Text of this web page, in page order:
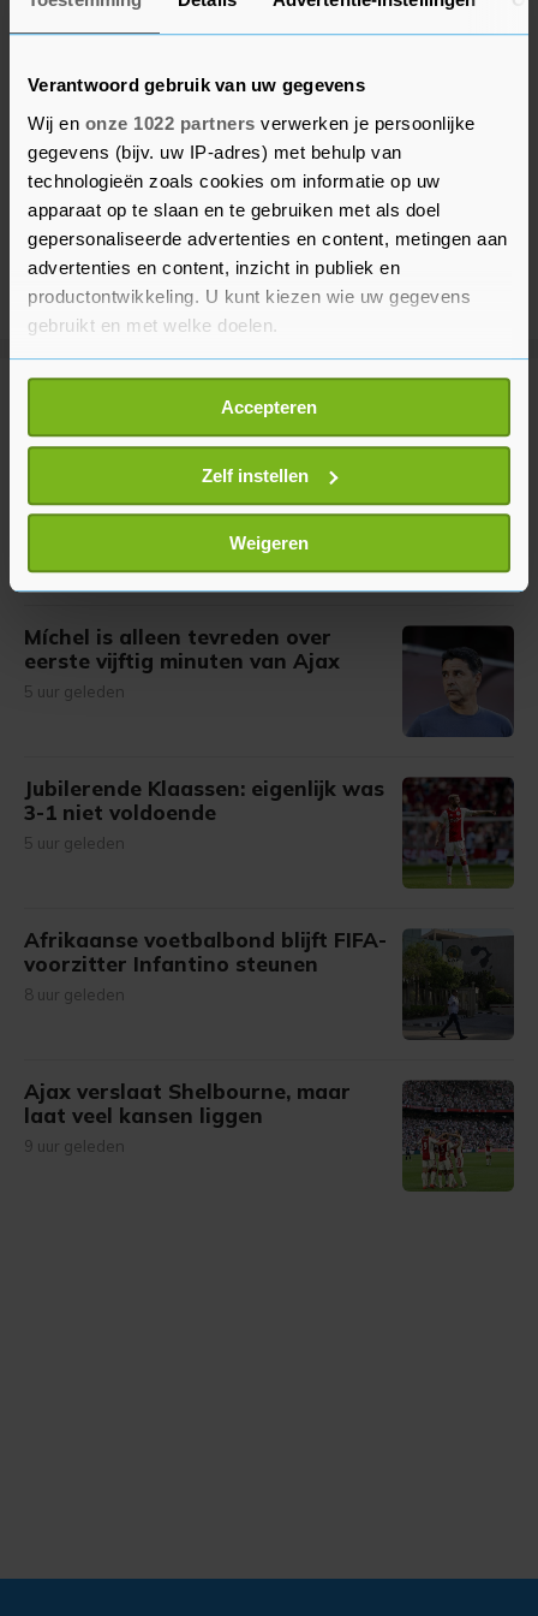
Verantwoord gebruik van uw gegevens
Wij en onze 1022 partners verwerken je persoonlijke
gegevens (bijv. uw IP-adres) met behulp van
technologieën zoals cookies om informatie op uw
apparaat op te slaan en te gebruiken met als doel
gepersonaliseerde advertenties en content, metingen aan
advertenties en content, inzicht in publiek en
productontwikkeling. U kunt kiezen wie uw gegevens
gebruikt en met welke doelen.
Als u het toestaat, willen we ook graag:
Informatie verzamelen over uw geografische
locatie, die tot een paar meter nauwkeurig kan zijn
Uw apparaat identificeren door het actief te
scannen op specifieke eigenschappen (fingerprinting)
Lees meer over hoe uw persoonlijke gegevens worden
verwerkt en stel uw voorkeuren in het
U kunt uw toestemming op elk moment wijzigen of
Met cookies werkt onze website beter en wordt jouw
onze cookiepagina kun je ons cookiebeleid bekijken en je
Accepteren
Zelf instellen
Weigeren
Seizoenkaart Eredivisie bijna
overal duurder dan vorig seizoen
Míchel is alleen tevreden over
eerste vijftig minuten van Ajax
5 uur geleden
Jubilerende Klaassen: eigenlijk was
3-1 niet voldoende
5 uur geleden
Afrikaanse voetbalbond blijft FIFA-
voorzitter Infantino steunen
8 uur geleden
Ajax verslaat Shelbourne, maar
laat veel kansen liggen
9 uur geleden